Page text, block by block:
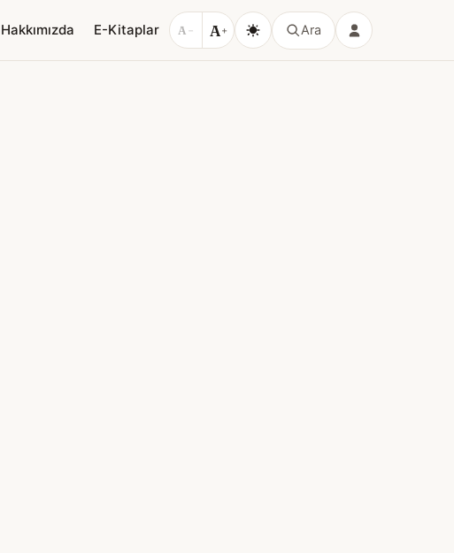
Hakkımızda E-Kitaplar A − A+ Ara